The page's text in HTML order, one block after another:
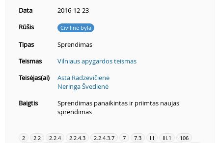
Data
2016-12-23
Rūšis
Civilinė byla
Tipas
Sprendimas
Teismas
Vilniaus apygardos teismas
Teisėjas(ai)
Asta Radzevičienė
Neringa Švedienė
Baigtis
Sprendimas panaikintas ir priimtas naujas
sprendimas
2 2.2 2.2.4 2.2.4.3 2.2.4.3.7 7 7.3 III III.1
106